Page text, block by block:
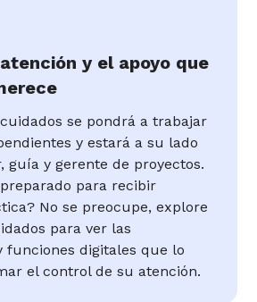
y el apoyo que
se pondrá a trabajar
y estará a su lado
guía y gerente de proyectos.
para recibir
No se preocupe, explore
para ver las
funciones digitales que lo
el control de su atención.